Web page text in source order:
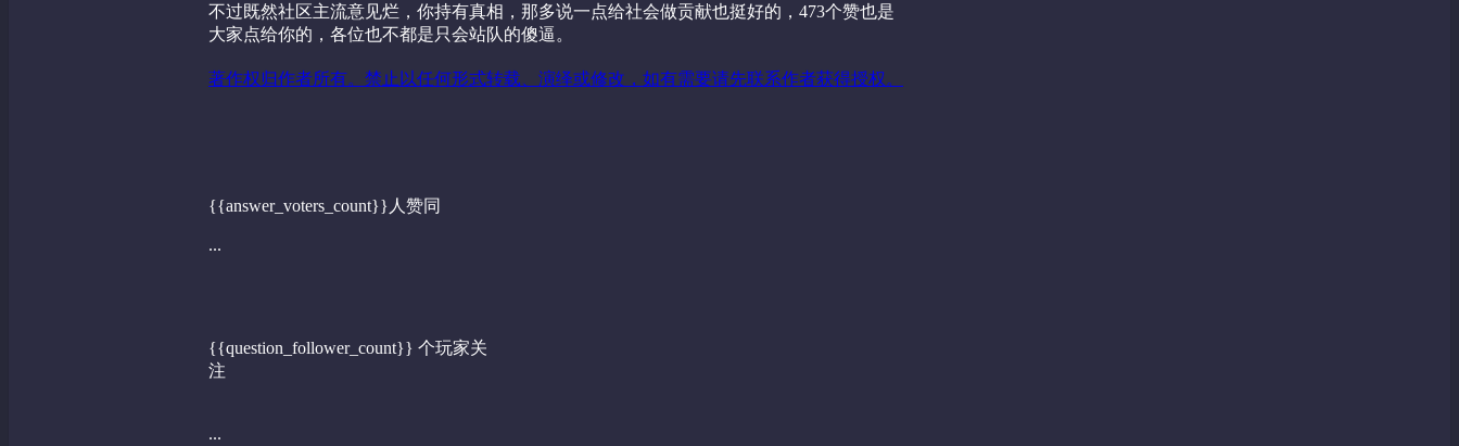
不过既然社区主流意见烂，你持有真相，那多说一点给社会做贡献也挺好的，473个赞也是
大家点给你的，各位也不都是只会站队的傻逼。
著作权归作者所有。禁止以任何形式转载、演绎或修改，如有需要请先联系作者获得授权。
{{answer_voters_count}}人赞同
...
{{question_follower_count}} 个玩家关
注
...